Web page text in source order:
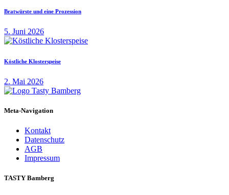
Bratwürste und eine Prozession
5. Juni 2026
Köstliche Klosterspeise
2. Mai 2026
Meta-Navigation
Kontakt
Datenschutz
AGB
Impressum
TASTY Bamberg